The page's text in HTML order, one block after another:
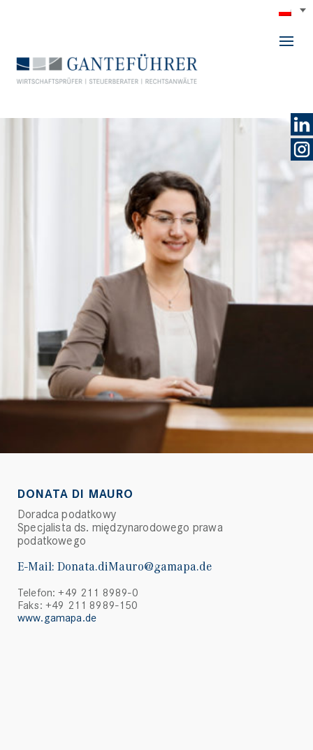
GANTEFÜHRER
DONATA DI MAURO
Doradca podatkowy
Specjalista ds. międzynarodowego prawa
podatkowego
E-Mail: Donata.diMauro@gamapa.de
Telefon: +49 211 8989-0
Faks: +49 211 8989-150
www.gamapa.de